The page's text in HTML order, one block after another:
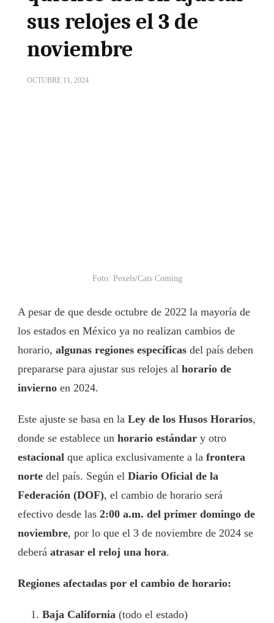
sus relojes el 3 de
noviembre
OCTUBRE 11, 2024
Foto: Pexels/Cats Coming
A pesar de que desde octubre de 2022 la mayoría de
los estados en México ya no realizan cambios de
horario, algunas regiones específicas del país deben
prepararse para ajustar sus relojes al horario de
invierno en 2024.
Este ajuste se basa en la Ley de los Husos Horarios,
donde se establece un horario estándar y otro
estacional que aplica exclusivamente a la frontera
norte del país. Según el Diario Oficial de la
Federación (DOF), el cambio de horario será
efectivo desde las 2:00 a.m. del primer domingo de
noviembre, por lo que el 3 de noviembre de 2024 se
deberá atrasar el reloj una hora.
Regiones afectadas por el cambio de horario:
Baja California (todo el estado)